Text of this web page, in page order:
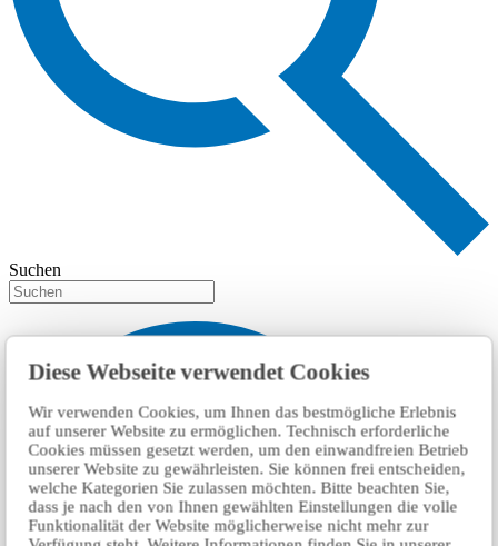
Diese Webseite verwendet Cookies
Wir verwenden Cookies, um Ihnen das bestmögliche Erlebnis
auf unserer Website zu ermöglichen. Technisch erforderliche
Cookies müssen gesetzt werden, um den einwandfreien Betrieb
unserer Website zu gewährleisten. Sie können frei entscheiden,
welche Kategorien Sie zulassen möchten. Bitte beachten Sie,
dass je nach den von Ihnen gewählten Einstellungen die volle
Funktionalität der Website möglicherweise nicht mehr zur
Suchen